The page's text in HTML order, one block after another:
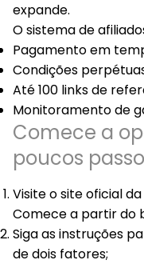
expande.
O sistema de
Pagamento em
Condições
Até 100 links de
Monitoramento de
Comece a
poucos
Visite o site oficial
Comece a partir do
Siga as instruções
de dois fatores;